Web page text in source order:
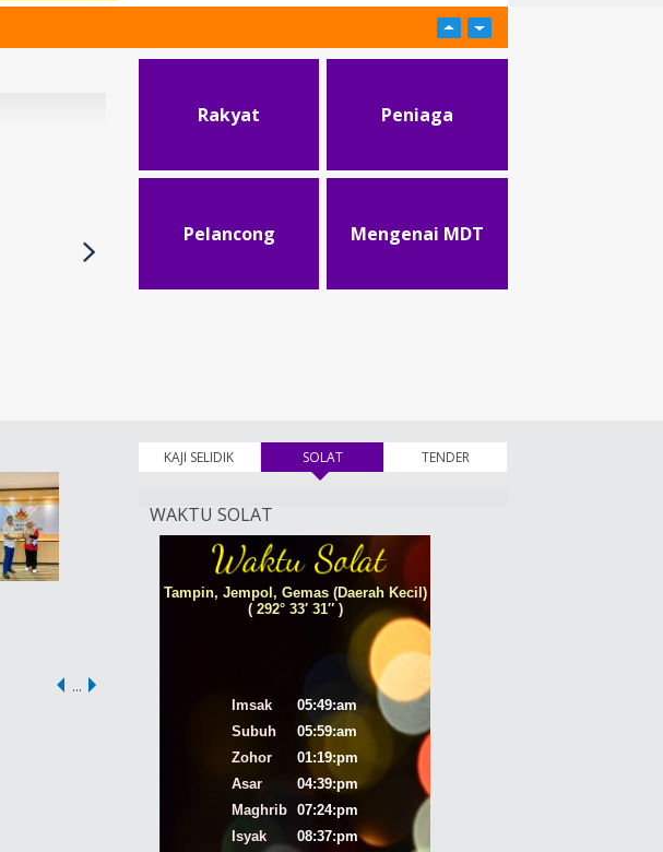
Rakyat Peniaga
Pelancong Mengenai MDT
…
KAJI SELIDIK SOLAT(tab aktif) TENDER
WAKTU SOLAT